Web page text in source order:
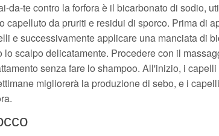
da-te contro la forfora è il bicarbonato di sodio,
capelluto da pruriti e residui di sporco. Prima di
e successivamente applicare una manciata di
lo scalpo delicatamente. Procedere con il
senza fare lo shampoo. All'inizio, i
migliorerà la produzione di sebo, e i